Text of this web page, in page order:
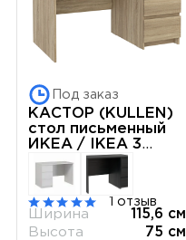
Под заказ
КАСТОР (KULLEN)
стол письменный
ИКЕА / IKEA 3
ящика 116х65
сонома
1 отзыв
Ширина
115,6 см
Высота
75 см